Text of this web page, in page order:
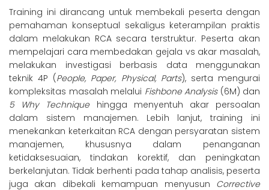
Training ini dirancang untuk membekali peserta dengan
pemahaman konseptual sekaligus keterampilan praktis
dalam melakukan RCA secara terstruktur. Peserta akan
mempelajari cara membedakan gejala vs akar masalah,
melakukan investigasi berbasis data menggunakan
teknik 4P (People, Paper, Physical, Parts), serta mengurai
kompleksitas masalah melalui Fishbone Analysis(6M) dan
5 Why Techniquehingga menyentuh akar persoalan
dalam sistem manajemen. Lebih lanjut, training ini
menekankan keterkaitan RCA dengan persyaratan sistem
manajemen, khususnya dalam penanganan
ketidaksesuaian, tindakan korektif, dan peningkatan
berkelanjutan. Tidak berhenti pada tahap analisis, peserta
juga akan dibekali kemampuan menyusun Corrective